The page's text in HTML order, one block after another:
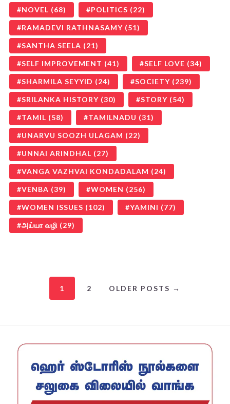
NOVEL (68) POLITICS (22)
RAMADEVI RATHNASAMY (51)
SANTHA SEELA (21)
SELF IMPROVEMENT (41) SELF LOVE (34)
SHARMILA SEYYID (24) SOCIETY (239)
SRILANKA HISTORY (30) STORY (54)
TAMIL (58) TAMILNADU (31)
UNARVU SOOZH ULAGAM (22)
UNNAI ARINDHAL (27)
VANGA VAZHVAI KONDADALAM (24)
VENBA (39) WOMEN (256)
WOMEN ISSUES (102) YAMINI (77)
அய்யா வழி (29)
1 2 OLDER POSTS →